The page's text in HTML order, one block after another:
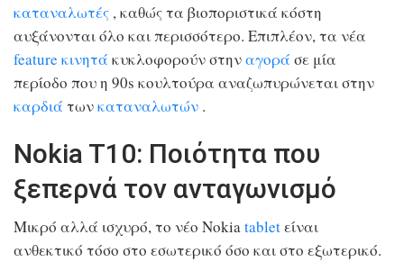
καταναλωτές , καθώς τα βιοποριστικά κόστη
αυξάνονται όλο και περισσότερο. Επιπλέον, τα νέα
feature κινητά κυκλοφορούν στηναγορά σε μία
περίοδο που η 90s κουλτούρα αναζωπυρώνεται στην
καρδιά τωνκαταναλωτών .
Nokia T10: Ποιότητα που
ξεπερνά τον ανταγωνισμό
Μικρό αλλά ισχυρό, το νέο Nokiatabletείναι
ανθεκτικό τόσο στο εσωτερικό όσο και στο εξωτερικό.